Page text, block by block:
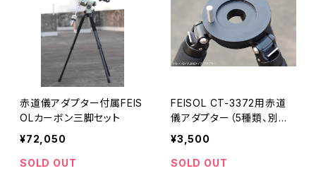
赤道儀アダプター付属FEIS
OLカーボン三脚セット
¥72,050
SOLD OUT
FEISOL CT-3372用赤道
儀アダプター（5種類、別売
り）
¥3,500
SOLD OUT